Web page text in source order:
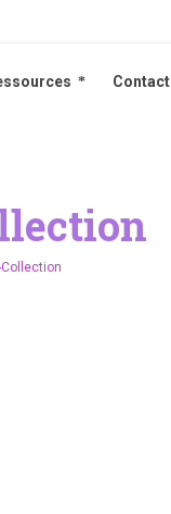
Contact
Collection